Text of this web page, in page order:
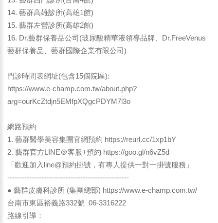
14. 藝群高雄診所(高雄1館)
15. 藝群左營診所(高雄2館)
16. Dr.藝群保養品公司(玻尿酸精華液領導品牌、Dr.FreeVenus
藝群保養品、藝群國際企業有限公司)
門診時間表網址(包含15個院區):
https://www.e-champ.com.tw/about.php?
arg=ourKcZtdjn5EMfpXQgcPDYM7l3o
網路預約
1. 藝群醫學美容集團官網預約 https://reurl.cc/1xp1bY
2. 藝群官方LINE＠客服+預約 https://goo.gl/n6vZ5d
「歡迎加入line@預約掛號，有專人提供一對一掛號服務」
--------------------------------------------------
● 藝群皮膚科診所 (集團總部) https://www.e-champ.com.tw/
台南市東區裕義路332號 06-3316222
路線引導：